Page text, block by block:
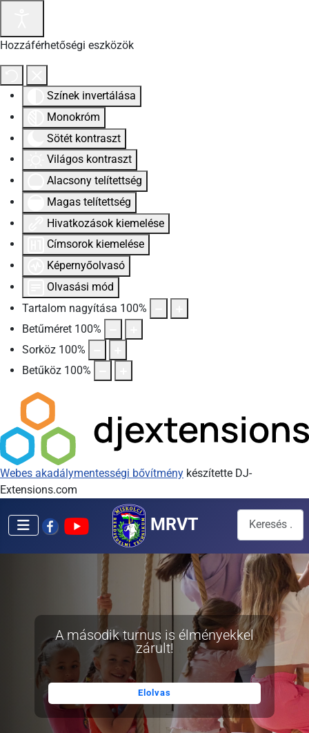
Hozzáférhetőségi eszközök
Színek invertálása
Monokróm
Sötét kontraszt
Világos kontraszt
Alacsony telítettség
Magas telítettség
Hivatkozások kiemelése
Címsorok kiemelése
Képernyőolvasó
Olvasási mód
Tartalom nagyítása 100%
Betűméret 100%
Sorköz 100%
Betűköz 100%
Webes akadálymentességi bővítmény készítette DJ-
Extensions.com
MRVT Keresés...
A második turnus is élményekkel
zárult!
Elolvas